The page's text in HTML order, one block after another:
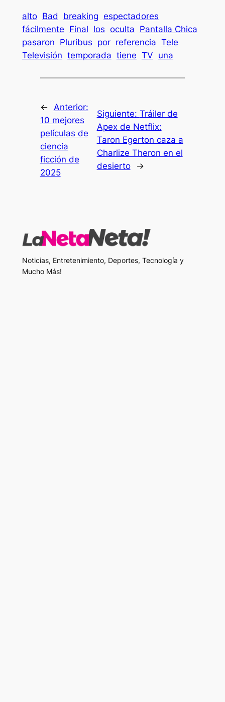
alto Bad breaking espectadores
fácilmente Final los oculta Pantalla Chica
pasaron Pluribus por referencia Tele
Televisión temporada tiene TV una
← Anterior:
10 mejores
películas de
ciencia
ficción de
2025
Siguiente: Tráiler de
Apex de Netflix:
Taron Egerton caza a
Charlize Theron en el
desierto
→
Noticias, Entretenimiento, Deportes, Tecnología y
Mucho Más!